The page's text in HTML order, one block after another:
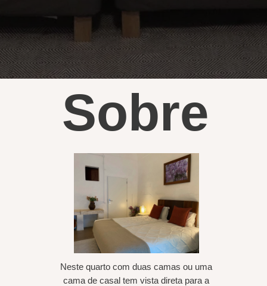
Sobre
Neste quarto com duas camas ou uma
cama de casal tem vista direta para a